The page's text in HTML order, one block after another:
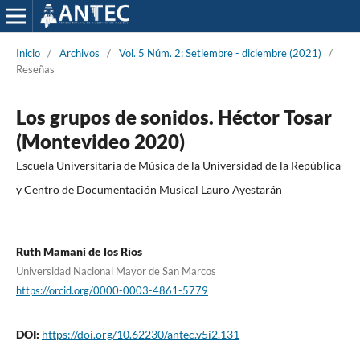
Inicio / Archivos / Vol. 5 Núm. 2: Setiembre - diciembre (2021)
/
Reseñas
Los grupos de sonidos. Héctor Tosar
(Montevideo 2020)
Escuela Universitaria de Música de la Universidad de la República
y Centro de Documentación Musical Lauro Ayestarán
Ruth Mamani de los Ríos
Universidad Nacional Mayor de San Marcos
https://orcid.org/0000-0003-4861-5779
DOI: https://doi.org/10.62230/antec.v5i2.131